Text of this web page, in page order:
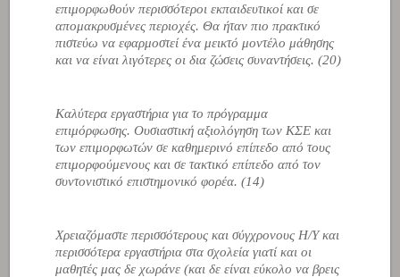
επιμορφωθούν περισσότεροι εκπαιδευτικοί και σε
απομακρυσμένες περιοχές. Θα ήταν πιο πρακτικό
πιστεύω να εφαρμοστεί ένα μεικτό μοντέλο μάθησης
και να είναι λιγότερες οι δια ζώσεις συναντήσεις. (20)
Καλύτερα εργαστήρια για το πρόγραμμα
επιμόρφωσης. Ουσιαστική αξιολόγηση των ΚΣΕ και
των επιμορφωτών σε καθημερινό επίπεδο από τους
επιμορφούμενους και σε τακτικό επίπεδο από τον
συντονιστικό επιστημονικό φορέα. (14)
Χρειαζόμαστε περισσότερους και σύγχρονους Η/Υ και
περισσότερα εργαστήρια στα σχολεία γιατί και οι
μαθητές μας δε χωράνε (και δε είναι εύκολο να βρεις